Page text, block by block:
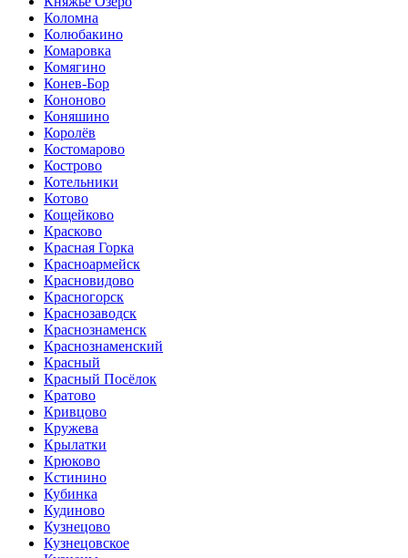
Коломна
Колюбакино
Комаровка
Комягино
Конев-Бор
Кононово
Коняшино
Королёв
Костомарово
Кострово
Котельники
Котово
Кощейково
Красково
Красная Горка
Красноармейск
Красновидово
Красногорск
Краснозаводск
Краснознаменск
Краснознаменский
Красный
Красный Посёлок
Кратово
Кривцово
Кружева
Крылатки
Крюково
Кстинино
Кубинка
Кудиново
Кузнецово
Кузнецовское